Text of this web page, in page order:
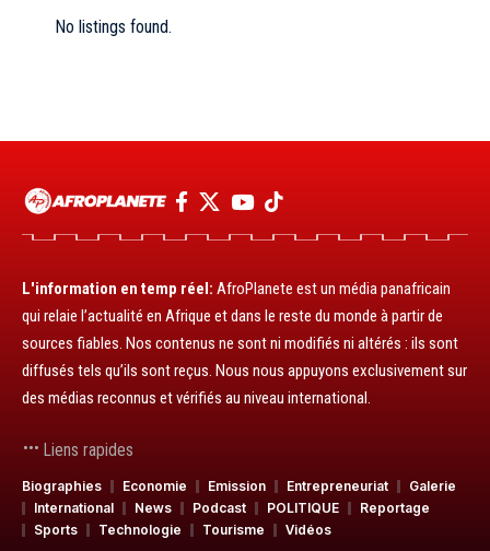
No listings found.
L'information en temp réel: AfroPlanete est un média panafricain
qui relaie l’actualité en Afrique et dans le reste du monde à partir de
sources fiables. Nos contenus ne sont ni modifiés ni altérés : ils sont
diffusés tels qu’ils sont reçus. Nous nous appuyons exclusivement sur
des médias reconnus et vérifiés au niveau international.
Liens rapides
Biographies Economie Emission Entrepreneuriat
Galerie
International
News Podcast POLITIQUE
Reportage
Sports
Technologie Tourisme Vidéos